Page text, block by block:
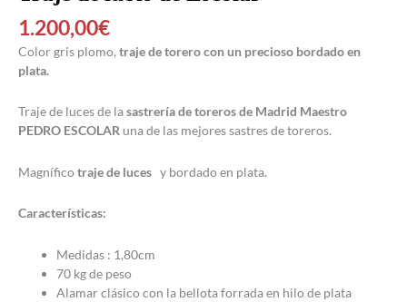
1.200,00€
Color gris plomo, traje de torero con un precioso bordado en
plata.
Traje de luces de lasastrería de toreros de Madrid Maestro
PEDRO ESCOLAR una de las mejores sastres de toreros.
Magníficotraje de luces y bordado en plata.
Características:
Medidas : 1,80cm
70 kg de peso
Alamar clásico con la bellota forrada en hilo de plata